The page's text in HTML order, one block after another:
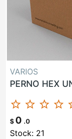
VARIOS
PERNO HEX
star_border star_border star_border star_border
$ 0 .0
Stock: 21